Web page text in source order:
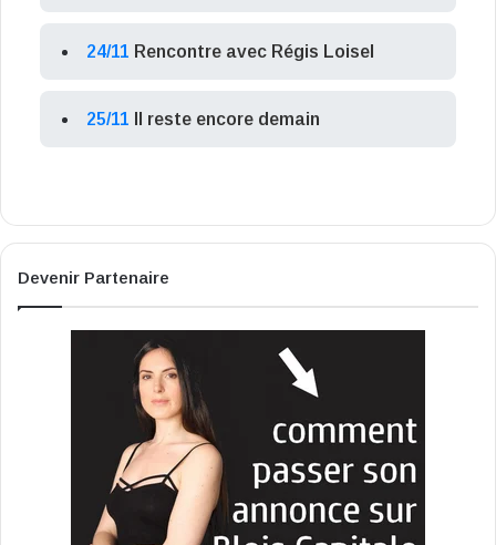
24/11 Rencontre avec Régis Loisel
25/11 Il reste encore demain
Devenir Partenaire